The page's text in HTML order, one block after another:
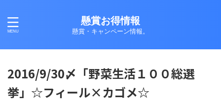
懸賞お得情報
懸賞・キャンペーン情報。
2016/9/30〆「野菜生活１００総選
挙」☆フィール×カゴメ☆